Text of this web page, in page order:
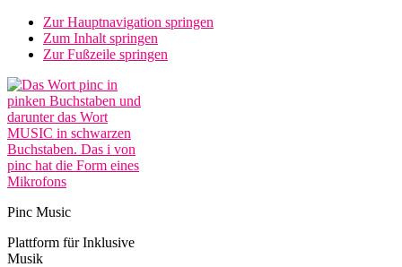
Zur Hauptnavigation springen
Zum Inhalt springen
Zur Fußzeile springen
Pinc Music
Plattform für Inklusive
Musik